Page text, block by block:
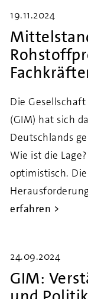
19.11.2024
Die
(GIM) hat sich
Deutschlands
Wie ist die
optimistisch.
erfahren
24.09.2024
GIM: